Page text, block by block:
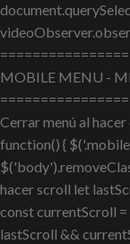
MOBILE MENU -
Cerrar menú al
function() {
hacer scroll let
const currentScroll
lastScroll &&